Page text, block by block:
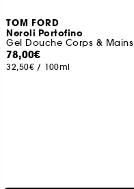
TOM FORD
Neroli Portofino
Gel Douche Corps & Mains
78,00€
32,50€ / 100ml